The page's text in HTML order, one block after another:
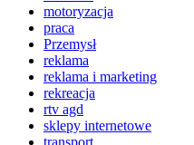
motoryzacja
praca
Przemysł
reklama
reklama i marketing
rekreacja
rtv agd
sklepy internetowe